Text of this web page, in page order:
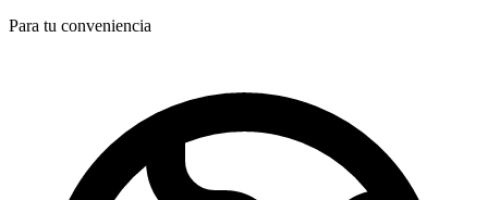
Para tu conveniencia